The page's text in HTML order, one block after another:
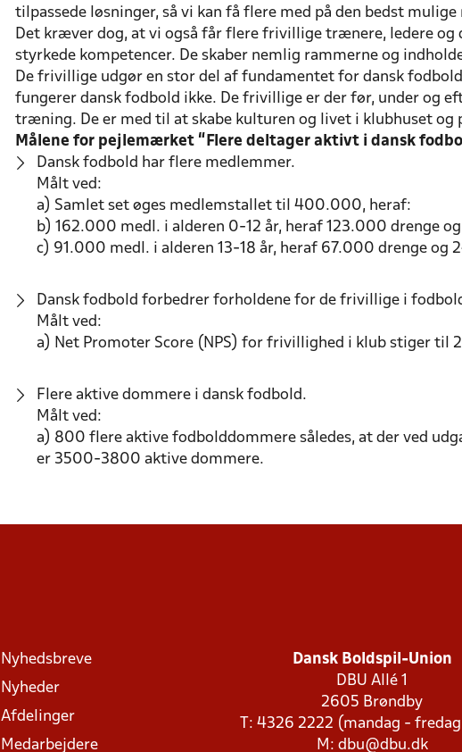
tilpassede løsninger, så vi kan få flere med på den bedst mulige
Det kræver dog, at vi også får flere frivillige trænere, ledere og
styrkede kompetencer. De skaber nemlig rammerne og
De frivillige udgør en stor del af fundamentet for dansk
fungerer dansk fodbold ikke. De frivillige er der før, under og
træning. De er med til at skabe kulturen og livet i klubhuset og
Målene for pejlemærket “Flere deltager aktivt i dansk
Dansk fodbold har flere medlemmer.
Målt ved:
a) Samlet set øges medlemstallet til 400.000, heraf:
b) 162.000 medl. i alderen 0-12 år, heraf 123.000 drenge
c) 91.000 medl. i alderen 13-18 år, heraf 67.000 drenge og
Dansk fodbold forbedrer forholdene for de frivillige i
Målt ved:
a) Net Promoter Score (NPS) for frivillighed i klub stiger til
Flere aktive dommere i dansk fodbold.
Målt ved:
a) 800 flere aktive fodbolddommere således, at der ved
er 3500-3800 aktive dommere.
Nyhedsbreve
Nyheder
Afdelinger
Medarbejdere
Dansk Boldspil-Union
DBU Allé 1
2605 Brøndby
T: 4326 2222 (mandag -
M: dbu@dbu.dk